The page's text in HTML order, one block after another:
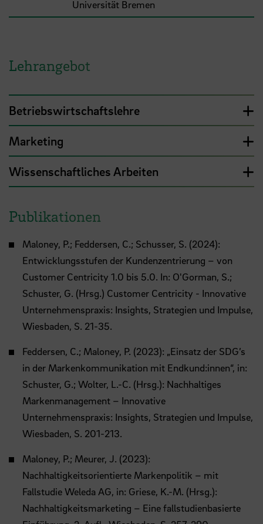
Universität Bremen
Lehrangebot
Betriebswirtschaftslehre
Marketing
Wissenschaftliches Arbeiten
Publikationen
Maloney, P.; Feddersen, C.; Schusser, S. (2024):
Entwicklungsstufen der Kundenzentrierung – von
Customer Centricity 1.0 bis 5.0. In: O'Gorman, S.;
Schuster, G. (Hrsg.) Customer Centricity - Innovative
Unternehmenspraxis: Insights, Strategien und Impulse,
Wiesbaden, S. 21-35.
Feddersen, C.; Maloney, P. (2023): „Einsatz der SDG’s
in der Markenkommunikation mit Endkund:innen“, in:
Schuster, G.; Wolter, L.-C. (Hrsg.): Nachhaltiges
Markenmanagement – Innovative
Unternehmenspraxis: Insights, Strategien und Impulse,
Wiesbaden, S. 201-213.
Maloney, P.; Meurer, J. (2023):
Nachhaltigkeitsorientierte Markenpolitik – mit
Fallstudie Weleda AG, in: Griese, K.-M. (Hrsg.):
Nachhaltigkeitsmarketing – Eine fallstudienbasierte